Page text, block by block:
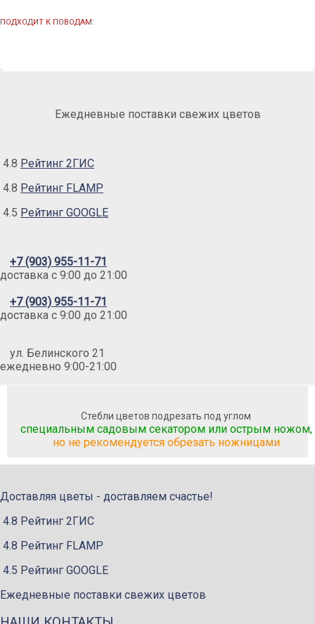
ПОДХОДИТ К ПОВОДАМ:
Ежедневные поставки свежих цветов
4.8 Рейтинг 2ГИС
4.8 Рейтинг FLAMP
4.5 Рейтинг GOOGLE
+7 (903) 955-11-71
доставка c 9:00 до 21:00
+7 (903) 955-11-71
доставка c 9:00 до 21:00
ул. Белинского 21
ежедневно 9:00-21:00
Стебли цветов подрезать под углом
специальным садовым секатором или острым ножом,
но не рекомендуется обрезать ножницами
Доставляя цветы - доставляем счастье!
4.8 Рейтинг 2ГИС
4.8 Рейтинг FLAMP
4.5 Рейтинг GOOGLE
Ежедневные поставки свежих цветов